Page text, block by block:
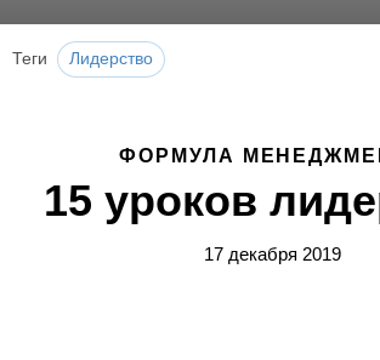
Теги Лидерство
ФОРМУЛА
15 уроков
17 декабря 2019